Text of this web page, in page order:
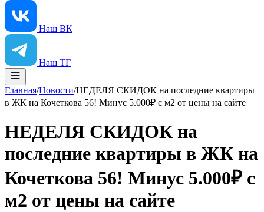
Наш ВК
Наш ТГ
Главная/Новости/НЕДЕЛЯ СКИДОК на последние квартиры
в ЖК на Кочеткова 56! Минус 5.000₽ с м2 от цены на сайте
НЕДЕЛЯ СКИДОК на
последние квартиры в ЖК на
Кочеткова 56! Минус 5.000₽ с
м2 от цены на сайте